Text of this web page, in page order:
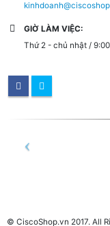
GIỜ LÀM VIỆC:
Thứ 2 - chủ nhật /
© CiscoShop.vn 2017. All